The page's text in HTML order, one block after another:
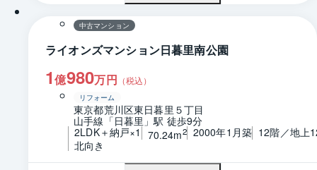
中古マンション
ライオンズマンション日暮里南公園
1億980万円 （税込）
リフォーム
東京都荒川区東日暮里５丁目
山手線「日暮里」駅 徒歩9分
2LDK＋納戸×1
70.24m2 2000年1月築 12階／地上
北向き